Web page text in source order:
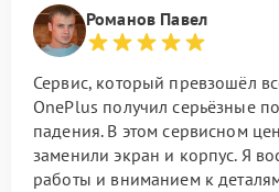
Романов Павел
Сервис, который превзошёл
OnePlus получил серьёзные
падения. В этом сервисном
заменили экран и корпус. Я
работы и вниманием к